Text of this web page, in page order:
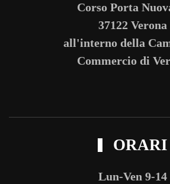
Corso Porta
37122 Verona
all'interno della
Commercio di
ORARI
Lun-Ven 9-14